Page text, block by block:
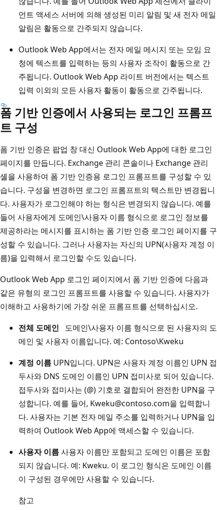
언트 액세스 서버에 의해 생성된 미리 알림 및 새 전자 메일
알림은 활동으로 간주되지 않습니다.
Outlook Web App에서는 전자 메일 메시지 또는 모임 요
청에 텍스트를 입력하는 등의 사용자 조작이 활동으로 간
주됩니다. Outlook Web App 라이트 버전에서는 텍스트
입력 이외의 모든 사용자 활동이 활동으로 간주됩니다.
폼 기반 인증에서 사용되는 로그인 프롬프
트 구성
폼 기반 인증은 팝업 창 대신 Outlook Web App에 대한 로그인
페이지를 만듭니다. Exchange 관리 콘솔이나 Exchange 관리
셸을 사용하여 폼 기반 인증용 로그인 프롬프트를 구성할 수 있
습니다. 구성을 변경하면 로그인 프롬프트의 텍스트만 변경됩니
다. 사용자가 로그인해야 하는 형식은 변경되지 않습니다. 예를
들어 사용자에게 도메인\사용자 이름 형식으로 로그인 정보를
제공하라는 메시지를 표시하는 폼 기반 인증 로그인 페이지를 구
성할 수 있습니다. 그러나 사용자는 자신의 UPN(사용자 계정 이
름)을 입력해서 로그인할 수도 있습니다.
Outlook Web App 로그인 페이지에서 폼 기반 인증에 다음과
같은 유형의 로그인 프롬프트를 사용할 수 있습니다. 사용자가
이해하고 사용하기에 가장 쉬운 프롬프트를 선택하십시오.
전체 도메인 도메인\사용자 이름 형식으로 된 사용자의 도
메인 및 사용자 이름입니다. 예: Contoso\Kweku
계정 이름 UPN입니다. UPN은 사용자 계정 이름인 UPN 접
두사와 DNS 도메인 이름인 UPN 접미사로 되어 있습니다.
접두사와 접미사는 (@) 기호로 결합되어 완전한 UPN을 구
성합니다. 예를 들어, Kweku@contoso.com을 입력합니
다. 사용자는 기본 전자 메일 주소를 입력하거나 UPN을 입
력하여 Outlook Web App에 액세스할 수 있습니다.
사용자 이름사용자 이름만 포함되고 도메인 이름은 포함
되지 않습니다. 예: Kweku. 이 로그인 형식은 도메인 이름
이 구성된 경우에만 사용할 수 있습니다.
참고